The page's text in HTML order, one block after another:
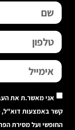
אני מאשר.ת את
קשר באמצעות דוא"ל,
החופשי ועל מסירת